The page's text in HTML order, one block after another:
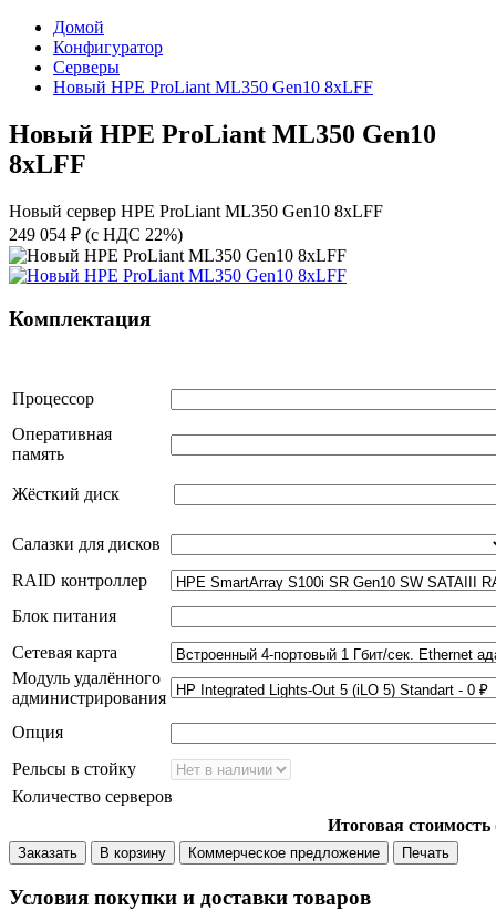
Домой
Конфигуратор
Серверы
Новый HPE ProLiant ML350 Gen10 8xLFF
Новый HPE ProLiant ML350 Gen10
8xLFF
Новый сервер HPE ProLiant ML350 Gen10 8xLFF
249 054 ₽ (с НДС 22%)
Комплектация
Процессор
Оперативная
память
Жёсткий диск
Салазки для дисков
RAID контроллер
Блок питания
Сетевая карта
Модуль удалённого
администрирования
Опция
Рельсы в стойку
Количество серверов
Итоговая
Заказать В корзину Коммерческое предложение Печать
Условия покупки и доставки товаров